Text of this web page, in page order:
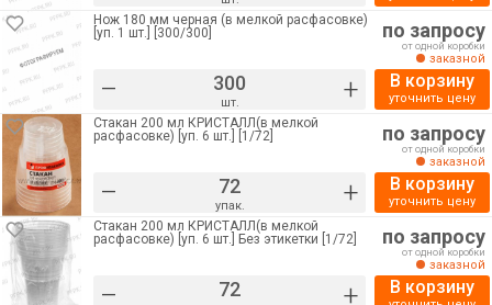
Нож 180 мм черная (в мелкой расфасовке)
[уп. 1 шт.] [300/300]
– шт. +
по запросу
от одной коробки
заказной
В корзину
уточнить цену
Стакан 200 мл КРИСТАЛЛ(в мелкой
расфасовке) [уп. 6 шт.] [1/72]
– упак. +
по запросу
от одной коробки
заказной
В корзину
уточнить цену
Стакан 200 мл КРИСТАЛЛ(в мелкой
расфасовке) [уп. 6 шт.] Без этикетки [1/72]
– +
по запросу
от одной коробки
заказной
В корзину